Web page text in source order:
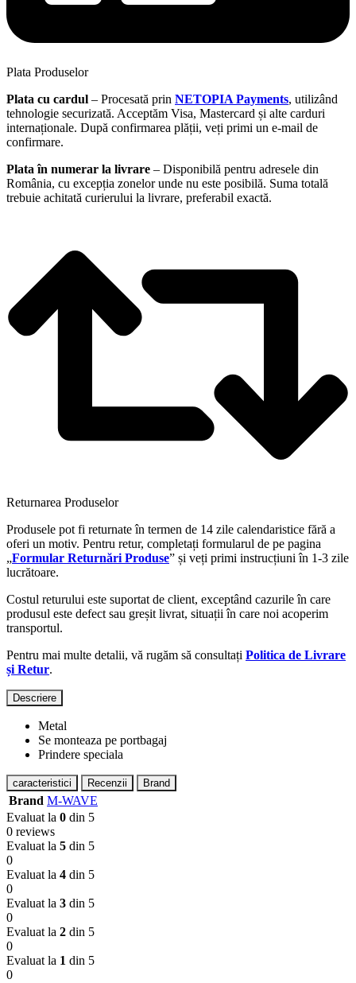
Plata Produselor
Plata cu cardul – Procesată prin NETOPIA Payments, utilizând
tehnologie securizată. Acceptăm Visa, Mastercard și alte carduri
internaționale. După confirmarea plății, veți primi un e-mail de
confirmare.
Plata în numerar la livrare – Disponibilă pentru adresele din
România, cu excepția zonelor unde nu este posibilă. Suma totală
trebuie achitată curierului la livrare, preferabil exactă.
Returnarea Produselor
Produsele pot fi returnate în termen de 14 zile calendaristice fără a
oferi un motiv. Pentru retur, completați formularul de pe pagina
„Formular Returnări Produse” și veți primi instrucțiuni în 1-3 zile
lucrătoare.
Costul returului este suportat de client, exceptând cazurile în care
produsul este defect sau greșit livrat, situații în care noi acoperim
transportul.
Pentru mai multe detalii, vă rugăm să consultați Politica de Livrare
și Retur.
Descriere
Metal
Se monteaza pe portbagaj
Prindere speciala
caracteristici Recenzii Brand
Brand M-WAVE
Evaluat la 0 din 5
0 reviews
Evaluat la 5 din 5
0
Evaluat la 4 din 5
0
Evaluat la 3 din 5
0
Evaluat la 2 din 5
0
Evaluat la 1 din 5
0